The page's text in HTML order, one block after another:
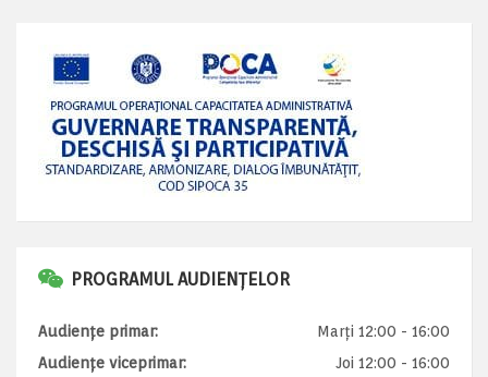
PROGRAMUL AUDIENȚELOR
Audiențe primar:
Marți 12:00 - 16:00
Audiențe viceprimar:
Joi 12:00 - 16:00